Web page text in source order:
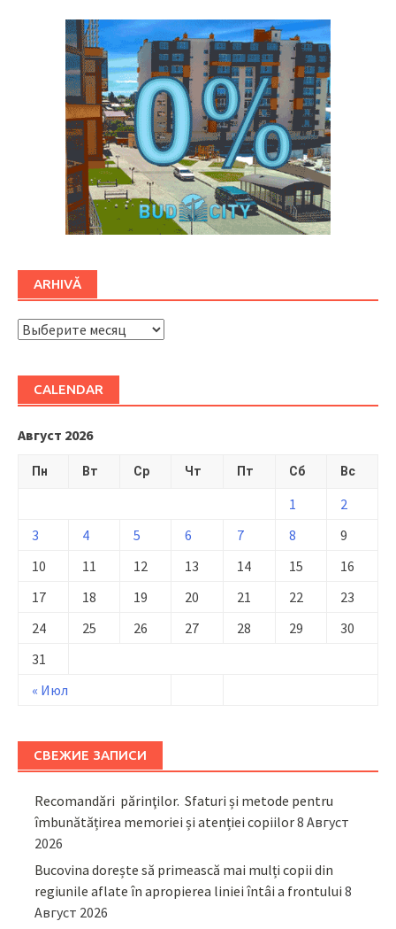
ARHIVĂ
ARHIVĂ
CALENDAR
Август 2026
Пн Вт Ср Чт Пт Сб Вс
« Июл
1
2
3
4 5 6 7 8
9
10
11 12 13 14 15
16
17
18 19 20 21 22
23
24
25 26 27 28 29
30
31
СВЕЖИЕ ЗАПИСИ
Recomandări părinţilor. Sfaturi și metode pentru
îmbunătățirea memoriei și atenției copiilor8 Август
2026
Bucovina dorește să primească mai mulți copii din
regiunile aflate în apropierea liniei întâi a frontului 8
Август 2026